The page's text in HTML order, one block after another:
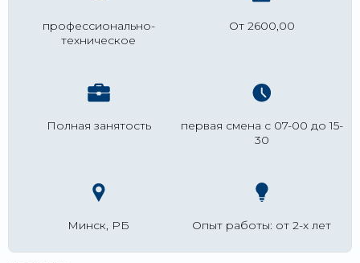
профессионально-
техническое
От 2600,00
Полная занятость
первая смена с 07-00 до 15-
30
Минск, РБ Опыт работы: от 2-х лет